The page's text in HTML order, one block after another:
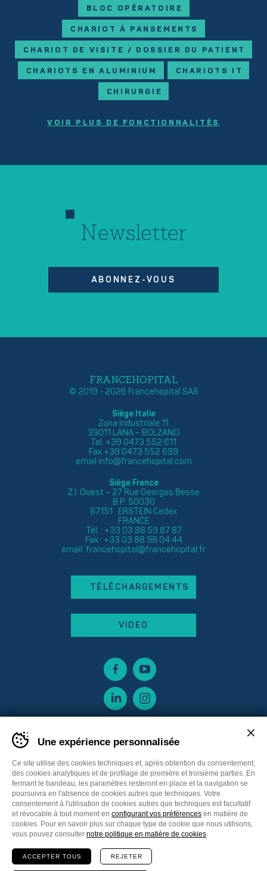
BLOC OPÉRATOIRE
CHARIOT À PANSEMENTS
CHARIOT DE VISITE / DOSSIER DU PATIENT
CHARIOTS EN ALUMINIUM CHARIOTS IT
CHIRURGIE
VOIR PLUS DE FONCTIONNALITÉS
Newsletter
ABONNEZ-VOUS
FRANCEHOPITAL
© 2019 - 2026 Francehopital SAS
Siège Italie
Zona Industriale 11
39011 LANA – BOLZANO
Tel. +39 0473 552 611
Fax +39 0473 552 699
email info@francehopital.com
Siège France
Z.I. Ouest – 27 Rue Georges Besse
B.P. 50030
67151 ERSTEIN Cedex
FRANCE
Tél. : +33 03 88 59 87 87
Fax : +33 03 88 98 04 44
email: francehopital@francehopital.fr
TÉLÉCHARGEMENTS
VIDEO
Sitemap Privacy policy
Cookie Policy
Cookie preferences
CGV France
CommunicationPlus Communications
Une expérience personnalisée
Ce site utilise des cookies techniques et, après obtention du consentement,
des cookies analytiques et de profilage de première et troisième parties. En
fermant le bandeau, les paramètres resteront en place et la navigation se
poursuivra en l'absence de cookies autres que techniques. Votre
consentement à l'utilisation de cookies autres que techniques est facultatif
et révocable à tout moment en configurant vos préférences en matière de
cookies. Pour en savoir plus sur chaque type de cookie que nous utilisons,
vous pouvez consulter notre politique en matière de cookies.
ACCEPTER TOUS REJETER